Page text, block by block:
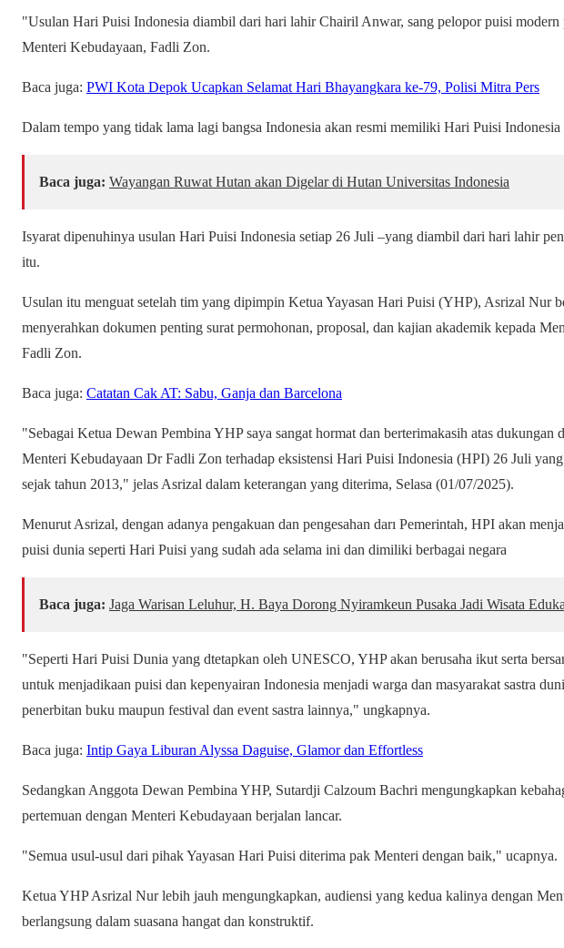
"Usulan Hari Puisi Indonesia diambil dari hari lahir Chairil Anwar, sang pelopor puisi modern
Menteri Kebudayaan, Fadli Zon.
Baca juga: PWI Kota Depok Ucapkan Selamat Hari Bhayangkara ke-79, Polisi Mitra Pers
Dalam tempo yang tidak lama lagi bangsa Indonesia akan resmi memiliki Hari Puisi
Baca juga: Wayangan Ruwat Hutan akan Digelar di Hutan Universitas Indonesia
Isyarat dipenuhinya usulan Hari Puisi Indonesia setiap 26 Juli –yang diambil dari hari lahir
itu.
Usulan itu menguat setelah tim yang dipimpin Ketua Yayasan Hari Puisi (YHP), Asrizal Nur
menyerahkan dokumen penting surat permohonan, proposal, dan kajian akademik kepada
Fadli Zon.
Baca juga: Catatan Cak AT: Sabu, Ganja dan Barcelona
"Sebagai Ketua Dewan Pembina YHP saya sangat hormat dan berterimakasih atas dukungan
Menteri Kebudayaan Dr Fadli Zon terhadap eksistensi Hari Puisi Indonesia (HPI) 26 Juli
sejak tahun 2013," jelas Asrizal dalam keterangan yang diterima, Selasa (01/07/2025).
Menurut Asrizal, dengan adanya pengakuan dan pengesahan darı Pemerintah, HPI akan
puisi dunia seperti Hari Puisi yang sudah ada selama ini dan dimiliki berbagai negara
Baca juga: Jaga Warisan Leluhur, H. Baya Dorong Nyiramkeun Pusaka Jadi Wisata
"Seperti Hari Puisi Dunia yang dtetapkan oleh UNESCO, YHP akan berusaha ikut serta
untuk menjadikaan puisi dan kepenyairan Indonesia menjadi warga dan masyarakat sastra
penerbitan buku maupun festival dan event sastra lainnya," ungkapnya.
Baca juga: Intip Gaya Liburan Alyssa Daguise, Glamor dan Effortless
Sedangkan Anggota Dewan Pembina YHP, Sutardji Calzoum Bachri mengungkapkan
pertemuan dengan Menteri Kebudayaan berjalan lancar.
"Semua usul-usul dari pihak Yayasan Hari Puisi diterima pak Menteri dengan baik," ucapnya.
Ketua YHP Asrizal Nur lebih jauh mengungkapkan, audiensi yang kedua kalinya dengan
berlangsung dalam suasana hangat dan konstruktif.